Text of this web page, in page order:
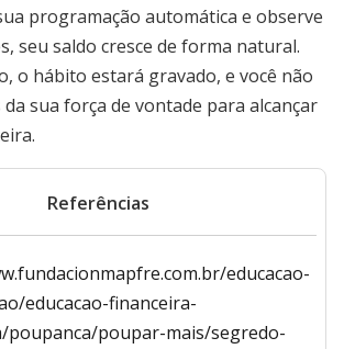
programação automática e observe
seu saldo cresce de forma natural.
o hábito estará gravado, e você não
sua força de vontade para alcançar
Referências
educacao-
educacao-financeira-
poupanca/poupar-mais/segredo-